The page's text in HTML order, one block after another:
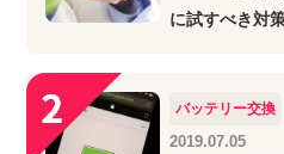
に試すべき対
バッテリー交換
2019.07.05